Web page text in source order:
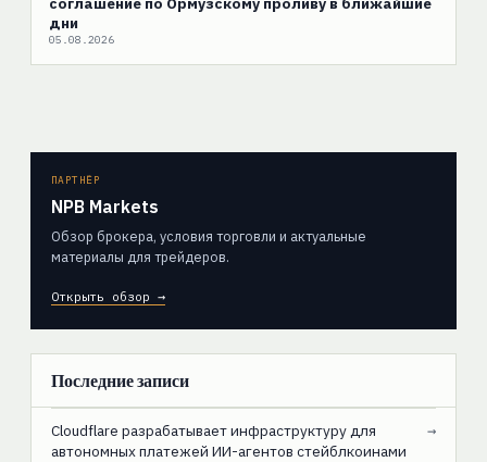
дни
05.08.2026
ПАРТНЁР
NPB Markets
Обзор брокера, условия торговли и актуальные
материалы для трейдеров.
Открыть обзор →
Последние записи
Cloudflare разрабатывает инфраструктуру для
автономных платежей ИИ-агентов стейблкоинами
→